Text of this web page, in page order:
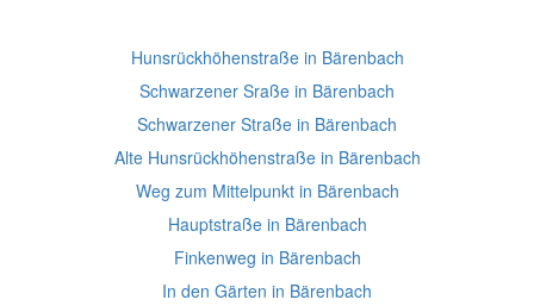
Hunsrückhöhenstraße in Bärenbach
Schwarzener Sraße in Bärenbach
Schwarzener Straße in Bärenbach
Alte Hunsrückhöhenstraße in Bärenbach
Weg zum Mittelpunkt in Bärenbach
Hauptstraße in Bärenbach
Finkenweg in Bärenbach
In den Gärten in Bärenbach